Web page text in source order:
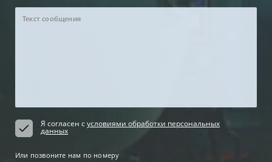
Я согласен сусловиями обработки персональных
данных
Или позвоните нам по номеру